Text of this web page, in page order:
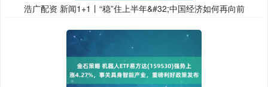
浩广配资 新闻1+1丨“稳”住上半年&#32;中国经济如何再向前